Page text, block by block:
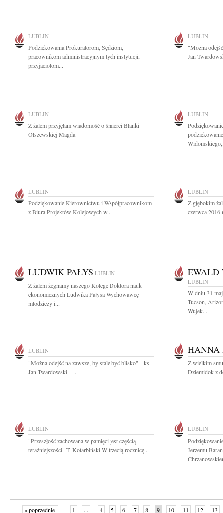
LUBLIN
Podziękowania Prokuratorom, Sędziom,
pracownikom administracyjnym tych instytucji,
przyjaciołom...
LUBLIN
"Można
Jan
LUBLIN
Z żalem przyjęłam wiadomość o śmierci Blanki
Olszewskiej Magda
LUBLIN
LUBLIN
Podziękowanie Kierownictwu i Współpracownikom
z Biura Projektów Kolejowych w...
LUBLIN
Z głębokim
czerwca 2016
LUDWIK PAŁYS LUBLIN
Z żalem żegnamy naszego Kolegę Doktora nauk
ekonomicznych Ludwika Pałysa Wychowawcę
młodzieży i...
EWALD
LUBLIN
W dniu 31
Tucson,
Wujek...
LUBLIN
"Można odejść na zawsze, by stale być blisko" ks.
Jan Twardowski ...
HANNA
Z wielkim
Dziemidok z
LUBLIN
"Przeszłość zachowana w pamięci jest częścią
teraźniejszości" T. Kotarbiński W trzecią rocznicę...
LUBLIN
Jerzemu
« poprzednie 1 ... 4 5 6 7 8 9 10 11 12 13